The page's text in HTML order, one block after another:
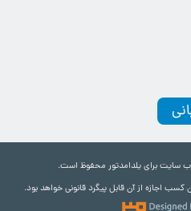
سایت برای یلدامدتور محفوظ است.
کسب اجازه از آن قابل پیگرد قانونی خواهد بود.